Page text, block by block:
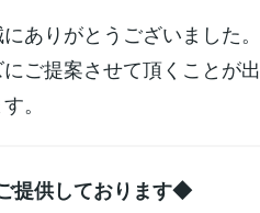
ありがとうございました。
ご提案させて頂くことが出
。
提供しております◆